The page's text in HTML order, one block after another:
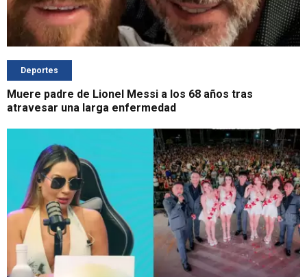
Deportes
Muere padre de Lionel Messi a los 68 años tras
atravesar una larga enfermedad